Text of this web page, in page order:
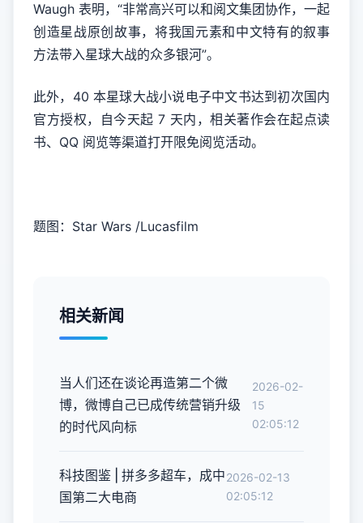
Waugh 表明，“非常高兴可以和阅文集团协作，一起
创造星战原创故事，将我国元素和中文特有的叙事
方法带入星球大战的众多银河”。
此外，40 本星球大战小说电子中文书达到初次国内
官方授权，自今天起 7 天内，相关著作会在起点读
书、QQ 阅览等渠道打开限免阅览活动。
题图：Star Wars /Lucasfilm
相关新闻
当人们还在谈论再造第二个微
博，微博自己已成传统营销升级
的时代风向标
2026-02-
15
02:05:12
科技图鉴 | 拼多多超车，成中
国第二大电商
2026-02-13
02:05:12